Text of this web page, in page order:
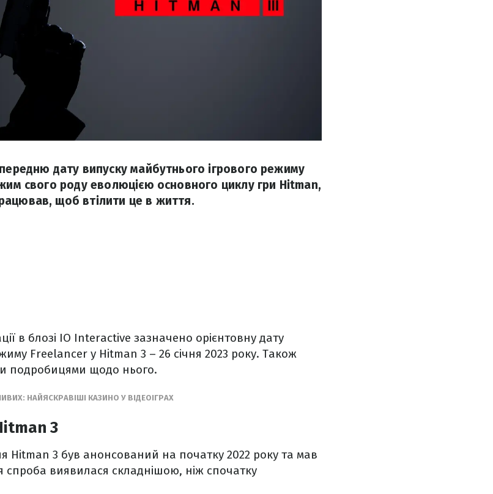
дату випуску майбутнього ігрового режиму
свого роду еволюцією основного циклу гри Hitman,
щоб втілити це в життя.
в блозі IO Interactive зазначено орієнтовну дату
Freelancer у Hitman 3 – 26 січня 2023 року. Також
подробицями щодо нього.
НАЙЯСКРАВІШІ КАЗИНО У ВІДЕОІГРАХ
3
Hitman 3 був анонсований на початку 2022 року та мав
виявилася складнішою, ніж спочатку